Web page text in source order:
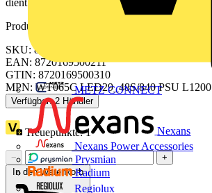
METZ CONNECT
Nexans
Nexans Power Accessories
Prysmian
Radium
Regiolux
dient.
Produktkennzeichen
SKU: 8720169500211
EAN: 8720169500211
GTIN: 8720169500310
MPN: WT065C LED29_48S/840 PSU L1200
Verfügbar: 2 Händler
Treuepunkte:1
−
+
In den Warenkorb